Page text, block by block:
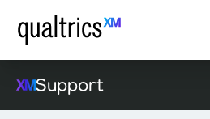
Support